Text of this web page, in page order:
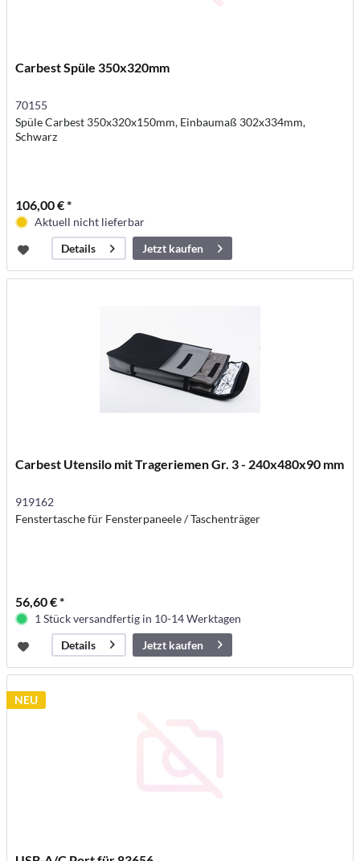
Carbest Spüle 350x320mm
70155
Spüle Carbest 350x320x150mm, Einbaumaß 302x334mm,
Schwarz
106,00 € *
Aktuell nicht lieferbar
Details
Jetzt kaufen
Carbest Utensilo mit Trageriemen Gr. 3 - 240x480x90 mm
919162
Fenstertasche für Fensterpaneele / Taschenträger
56,60 € *
1 Stück versandfertig in 10-14 Werktagen
Details
Jetzt kaufen
NEU